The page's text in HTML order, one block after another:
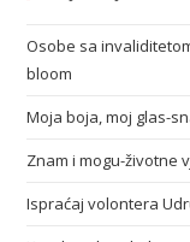
Osobe sa
bloom
Moja boja, moj glas-
Znam i mogu-životne
Ispraćaj volontera